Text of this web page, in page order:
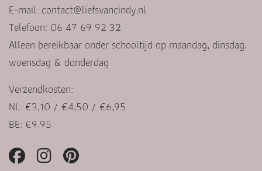
E-mail: contact@liefsvancindy.nl
Telefoon: 06 47 69 92 32
Alleen bereikbaar onder schooltijd op maandag, dinsdag,
woensdag & donderdag
Verzendkosten:
NL: €3,10 / €4,50 / €6,95
BE: €9,95